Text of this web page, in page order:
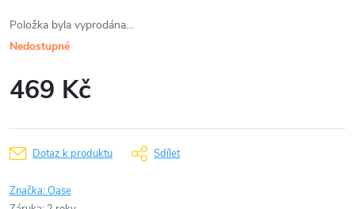
Položka byla vyprodána…
Nedostupné
469 Kč
cena:
Dotaz k produktu Sdílet
Značka:Oase